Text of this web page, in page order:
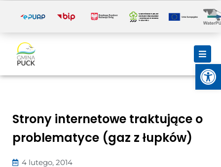
Strony internetowe traktujące o
problematyce (gaz z łupków)
4 lutego, 2014